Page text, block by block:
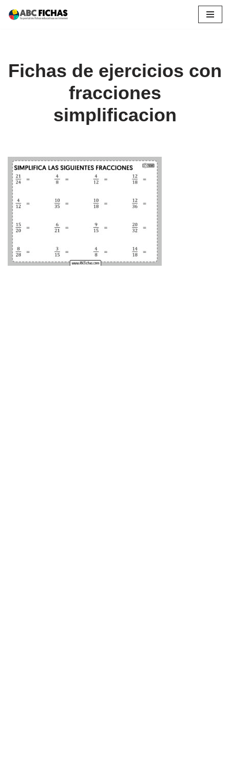
Fichas de ejercicios con
fracciones
simplificacion